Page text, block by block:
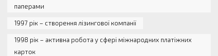
паперами
1997 рік – створення лізингової компанії
1998 рік – активна робота у сфері міжнародних платіжних
карток